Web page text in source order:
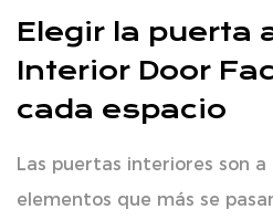
Elegir la puerta
Interior Door
cada espacio
Las puertas interiores son
elementos que más se